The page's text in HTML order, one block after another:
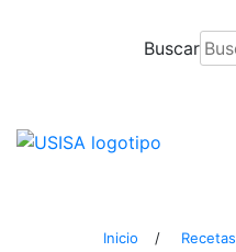
Buscar
Inicio / Recetas